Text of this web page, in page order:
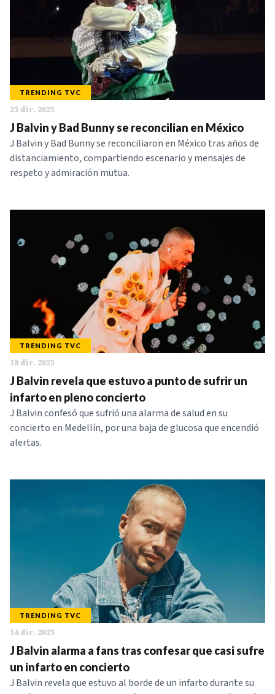
TRENDING TVC
25 dic. 2025
J Balvin y Bad Bunny se reconcilian en México
J Balvin y Bad Bunny se reconciliaron en México tras años de
distanciamiento, compartiendo escenario y mensajes de
respeto y admiración mutua.
TRENDING TVC
18 dic. 2025
J Balvin revela que estuvo a punto de sufrir un
infarto en pleno concierto
J Balvin confesó que sufrió una alarma de salud en su
concierto en Medellín, por una baja de glucosa que encendió
alertas.
TRENDING TVC
14 dic. 2025
J Balvin alarma a fans tras confesar que casi sufre
un infarto en concierto
J Balvin revela que estuvo al borde de un infarto durante su